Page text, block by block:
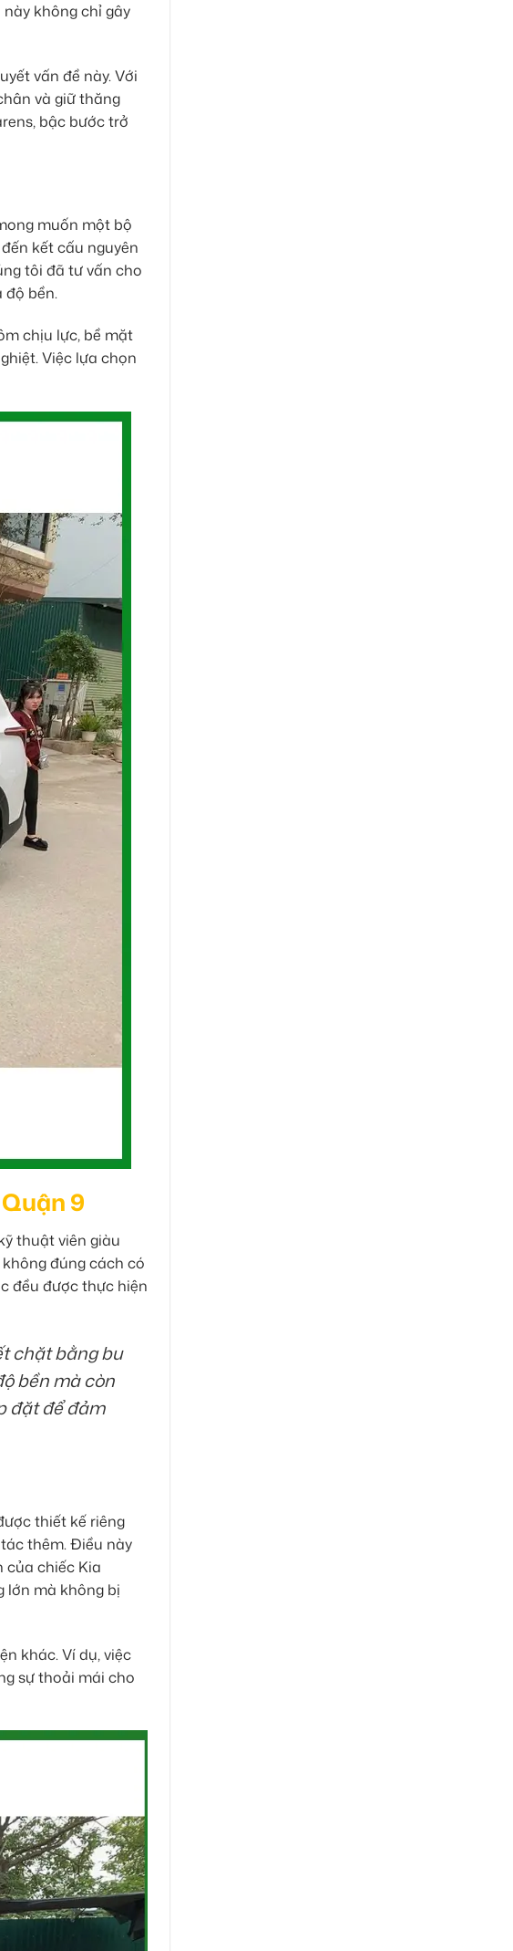
không chỉ gây
vấn đề này. Với
và giữ thăng
bậc bước trở
muốn một bộ
kết cấu nguyên
tôi đã tư vấn cho
độ bền.
chịu lực, bề mặt
Việc lựa chọn
9
thuật viên giàu
đúng cách có
đều được thực hiện
chặt bằng bu
bền mà còn
đặt để đảm
thiết kế riêng
thêm. Điều này
của chiếc Kia
lớn mà không bị
khác. Ví dụ, việc
sự thoải mái cho